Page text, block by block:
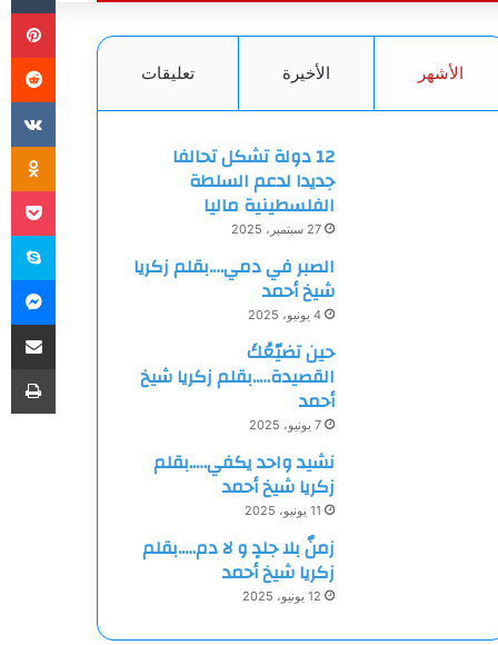
الأشهر الأخيرة تعليقات
12 دولة تشكل تحالفا
جديدا لدعم السلطة
الفلسطينية ماليا
27 سبتمبر، 2025
الصبر في دمي….بقلم زكريا
شيخ أحمد
4 يونيو، 2025
حين تضيّعُكَ
القصيدة…..بقلم زكريا شيخ
أحمد
7 يونيو، 2025
نشيد واحد يكفي…..بقلم
زكريا شيخ أحمد
11 يونيو، 2025
زمنٌ بلا جلدٍ و لا دم…..بقلم
زكريا شيخ أحمد
12 يونيو، 2025